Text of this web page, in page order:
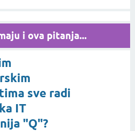
i ova pitanja...
sve radi
IT
"Q"?